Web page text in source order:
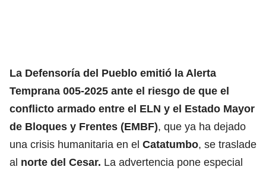
La Defensoría del Pueblo emitió la Alerta
Temprana 005-2025 ante el riesgo de que el
conflicto armado entre el ELN y el Estado Mayor
de Bloques y Frentes (EMBF), que ya ha dejado
una crisis humanitaria en el Catatumbo, se traslade
al norte del Cesar. La advertencia pone especial